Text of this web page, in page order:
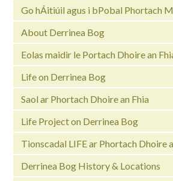
Go hÁitiúil agus i bPobal Phortach
About Derrinea Bog
Eolas maidir le Portach Dhoire an
Life on Derrinea Bog
Saol ar Phortach Dhoire an Fhia
Life Project on Derrinea Bog
Tionscadal LIFE ar Phortach Dhoire
Derrinea Bog History & Locations